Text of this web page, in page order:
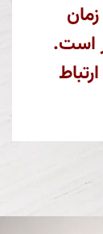
است.